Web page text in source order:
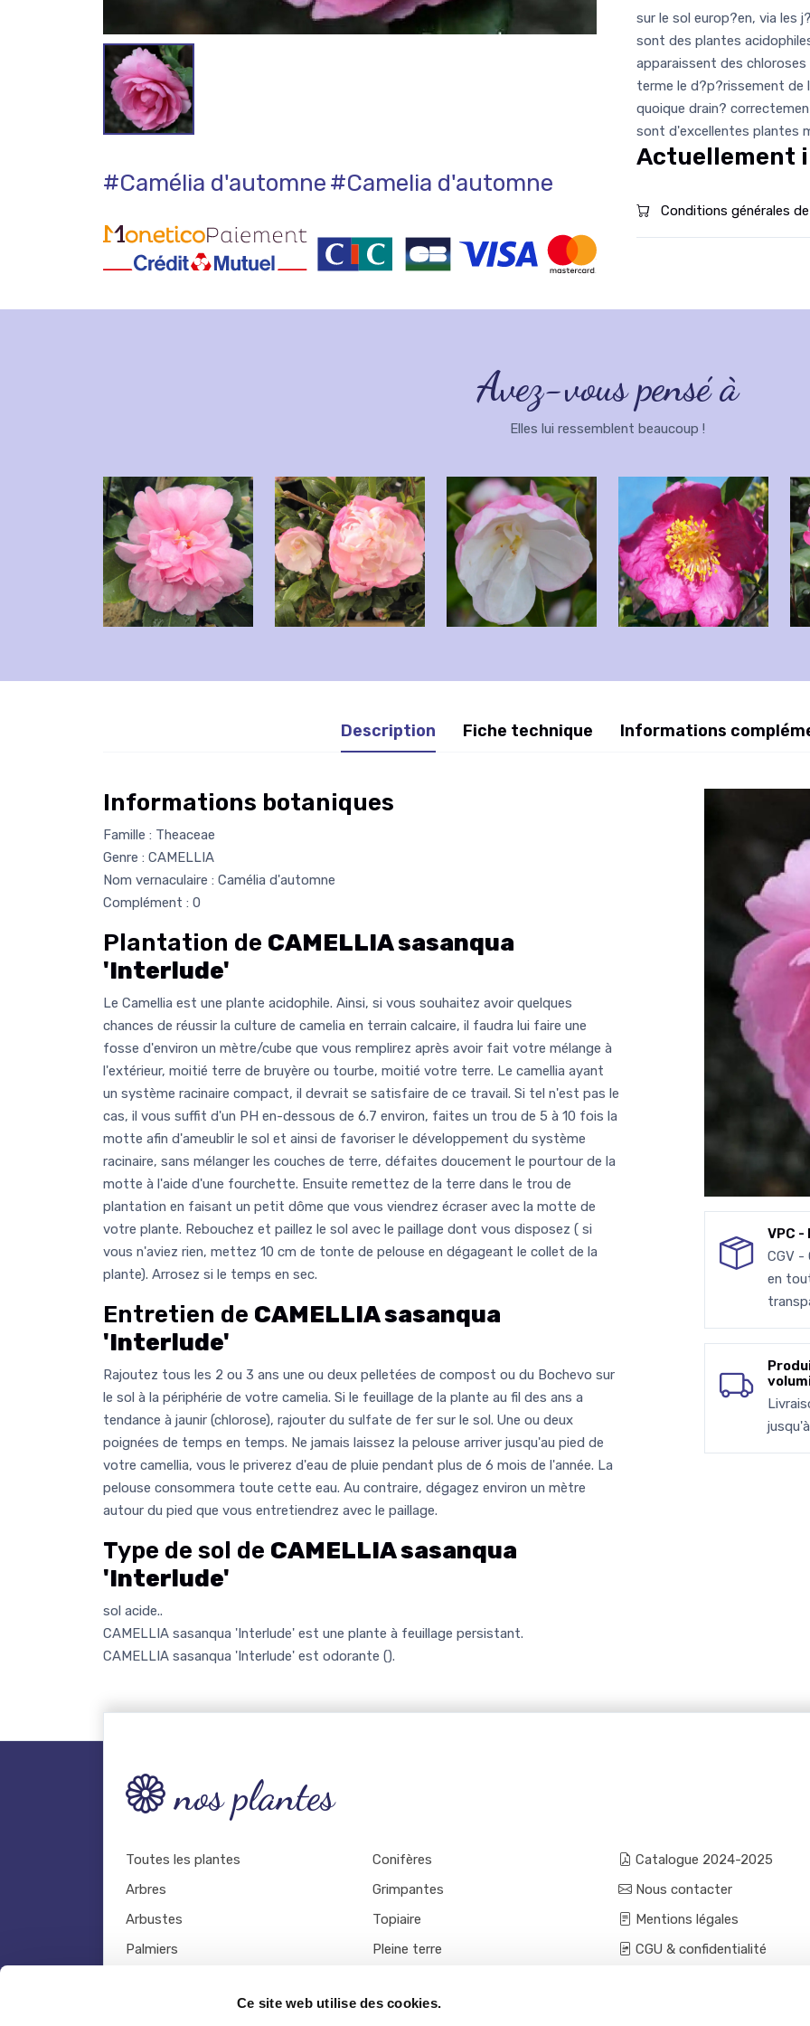
Ce site web utilise des cookies.
#Camélia d'automne#Camelia d'automne
sur le sol europ?en, via les
sont des plantes
apparaissent des
terme le d?p?rissement de
quoique drain?
sont d'excellentes plantes
Actuellement
Conditions générales
Avez-vous pensé à
Elles lui ressemblent beaucoup !
Description Fiche technique Informations
Informations botaniques
Famille : Theaceae
Genre : CAMELLIA
Nom vernaculaire : Camélia d'automne
Complément : 0
Plantation de CAMELLIA sasanqua
'Interlude'
Le Camellia est une plante acidophile. Ainsi, si vous souhaitez avoir quelques
chances de réussir la culture de camelia en terrain calcaire, il faudra lui faire une
fosse d'environ un mètre/cube que vous remplirez après avoir fait votre mélange à
l'extérieur, moitié terre de bruyère ou tourbe, moitié votre terre. Le camellia ayant
un système racinaire compact, il devrait se satisfaire de ce travail. Si tel n'est pas le
cas, il vous suffit d'un PH en-dessous de 6.7 environ, faites un trou de 5 à 10 fois la
motte afin d'ameublir le sol et ainsi de favoriser le développement du système
racinaire, sans mélanger les couches de terre, défaites doucement le pourtour de la
motte à l'aide d'une fourchette. Ensuite remettez de la terre dans le trou de
plantation en faisant un petit dôme que vous viendrez écraser avec la motte de
votre plante. Rebouchez et paillez le sol avec le paillage dont vous disposez ( si
vous n'aviez rien, mettez 10 cm de tonte de pelouse en dégageant le collet de la
plante). Arrosez si le temps en sec.
Entretien de CAMELLIA sasanqua
'Interlude'
Rajoutez tous les 2 ou 3 ans une ou deux pelletées de compost ou du Bochevo sur
le sol à la périphérie de votre camelia. Si le feuillage de la plante au fil des ans a
tendance à jaunir (chlorose), rajouter du sulfate de fer sur le sol. Une ou deux
poignées de temps en temps. Ne jamais laissez la pelouse arriver jusqu'au pied de
votre camellia, vous le priverez d'eau de pluie pendant plus de 6 mois de l'année. La
pelouse consommera toute cette eau. Au contraire, dégagez environ un mètre
autour du pied que vous entretiendrez avec le paillage.
Type de sol de CAMELLIA sasanqua
'Interlude'
sol acide..
CAMELLIA sasanqua 'Interlude' est une plante à feuillage persistant.
CAMELLIA sasanqua 'Interlude' est odorante ().
VPC
CGV -
en
nos plantes
Toutes les plantes
Arbres
Arbustes
Palmiers
Conifères
Grimpantes
Topiaire
Pleine terre
Vivaces
Catalogue 2024-2025
Nous contacter
Mentions légales
CGU & confidentialité